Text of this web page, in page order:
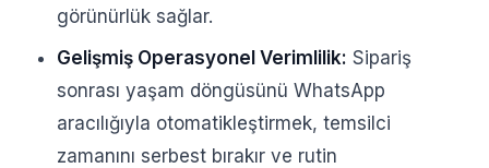
görünürlük sağlar.
Gelişmiş Operasyonel Verimlilik: Sipariş
sonrası yaşam döngüsünü WhatsApp
aracılığıyla otomatikleştirmek, temsilci
zamanını serbest bırakır ve rutin